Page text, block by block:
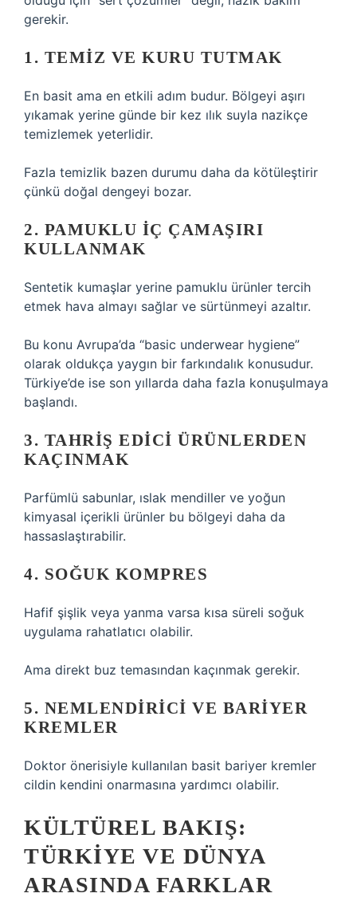
gerekir.
1. TEMIZ VE KURU TUTMAK
En basit ama en etkili adım budur. Bölgeyi aşırı
yıkamak yerine günde bir kez ılık suyla nazikçe
temizlemek yeterlidir.
Fazla temizlik bazen durumu daha da kötüleştirir
çünkü doğal dengeyi bozar.
2. PAMUKLU IÇ ÇAMAŞIRI
KULLANMAK
Sentetik kumaşlar yerine pamuklu ürünler tercih
etmek hava almayı sağlar ve sürtünmeyi azaltır.
Bu konu Avrupa’da “basic underwear hygiene”
olarak oldukça yaygın bir farkındalık konusudur.
Türkiye’de ise son yıllarda daha fazla konuşulmaya
başlandı.
3. TAHRIŞ EDICI ÜRÜNLERDEN
KAÇINMAK
Parfümlü sabunlar, ıslak mendiller ve yoğun
kimyasal içerikli ürünler bu bölgeyi daha da
hassaslaştırabilir.
4. SOĞUK KOMPRES
Hafif şişlik veya yanma varsa kısa süreli soğuk
uygulama rahatlatıcı olabilir.
Ama direkt buz temasından kaçınmak gerekir.
5. NEMLENDIRICI VE BARIYER
KREMLER
Doktor önerisiyle kullanılan basit bariyer kremler
cildin kendini onarmasına yardımcı olabilir.
KÜLTÜREL BAKIŞ:
TÜRKIYE VE DÜNYA
ARASINDA FARKLAR